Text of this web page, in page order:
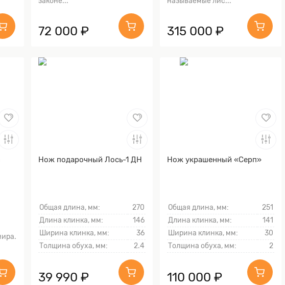
72 000 ₽ 315 000 ₽
Нож подарочный Лось-1 ДН
Общая длина, мм:
270
Длина клинка, мм:
146
Ширина клинка, мм:
36
Толщина обуха, мм:
2.4
39 990 ₽
Нож украшенный «Серп»
Общая длина, мм:
251
Длина клинка, мм:
141
Ширина клинка, мм:
30
Толщина обуха, мм:
2
110 000 ₽